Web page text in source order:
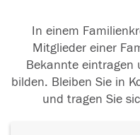
In einem
Mitglieder einer
Bekannte eintragen
bilden. Bleiben Sie in
und tragen Sie